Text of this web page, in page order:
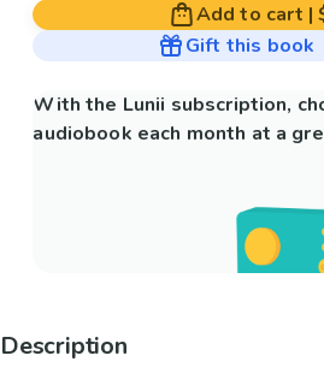
Add to cart |
Gift this book
With the Lunii subscription,
audiobook each month at a
Description